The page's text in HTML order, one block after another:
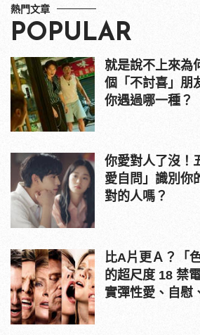
熱門文章
POPULAR
就是說不上來為
個「不討喜」朋
你遇過哪一種？
你愛對人了沒！
愛自問」識別你
對的人嗎？
比A片更Ａ？「
的超尺度 18 禁
實彈性愛、自慰